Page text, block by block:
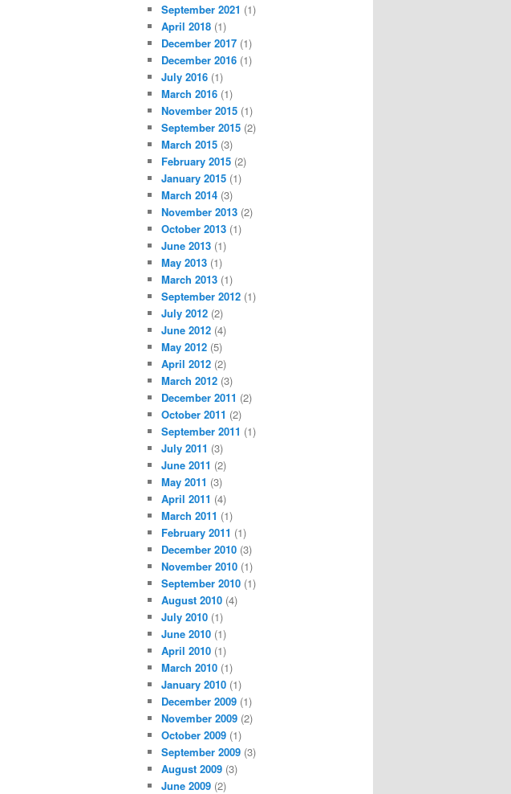
September 2021 (1)
April 2018 (1)
December 2017 (1)
December 2016 (1)
July 2016 (1)
March 2016 (1)
November 2015 (1)
September 2015 (2)
March 2015 (3)
February 2015 (2)
January 2015 (1)
March 2014 (3)
November 2013 (2)
October 2013 (1)
June 2013 (1)
May 2013 (1)
March 2013 (1)
September 2012 (1)
July 2012 (2)
June 2012 (4)
May 2012 (5)
April 2012 (2)
March 2012 (3)
December 2011 (2)
October 2011 (2)
September 2011 (1)
July 2011 (3)
June 2011 (2)
May 2011 (3)
April 2011 (4)
March 2011 (1)
February 2011 (1)
December 2010 (3)
November 2010 (1)
September 2010 (1)
August 2010 (4)
July 2010 (1)
June 2010 (1)
April 2010 (1)
March 2010 (1)
January 2010 (1)
December 2009 (1)
November 2009 (2)
October 2009 (1)
September 2009 (3)
August 2009 (3)
June 2009 (2)